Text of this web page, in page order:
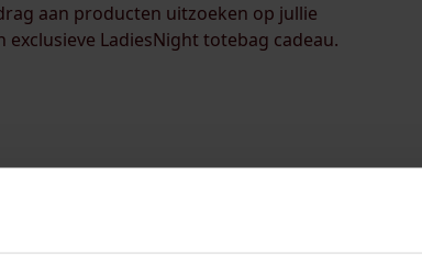
aan producten uitzoeken op jullie
LadiesNight totebag cadeau.